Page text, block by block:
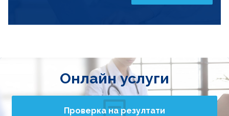
Онлайн услуги
Проверка на резултати